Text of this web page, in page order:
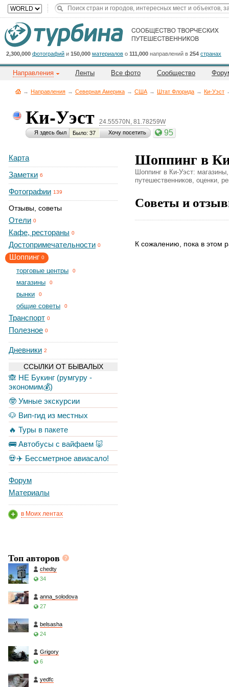
2,300,000 фотографий и 150,000 материалов о 111,000 направлений в 254 странах
Направления Ленты Все фото Сообщество
→ Направления → Северная Америка → CША → Штат Флорида → Ки-Уэст
Ки-Уэст 24.55570N, 81.78259W
Я здесь был Было: 37 Хочу посетить 95
Карта
Заметки 6
Фотографии 139
Отзывы, советы
Отели 0
Кафе, рестораны 0
Достопримечательности 0
Шоппинг 0
торговые центры 0
магазины 0
рынки 0
общие советы 0
Транспорт 0
Полезное 0
Дневники 2
ССЫЛКИ ОТ БЫВАЛЫХ
🙈 НЕ Букинг (румгуру -
экономим💰)
🤓 Умные экскурсии
🐶 Вип-гид из местных
🔥 Туры в пакете
🚌 Автобусы с вайфаем 🐷
💀✈️ Бессметрное авиасало!
Форум
Материалы
в Моих лентах
Топ авторов
chedty
34
anna_solodova
27
belsasha
24
Grigory
6
yedfc
Шоппинг в
Шоппинг в Ки-Уэст:
путешественников, оценки,
Советы и
К сожалению, пока в этом
Cейчас
на
сайте:
Title
Button